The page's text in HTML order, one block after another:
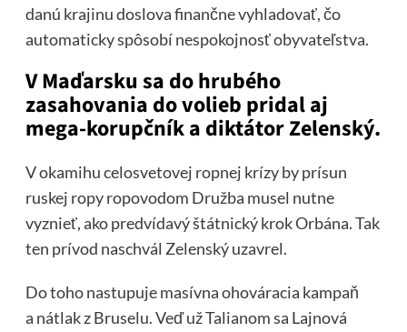
danú krajinu doslova finančne vyhladovať, čo
automaticky spôsobí nespokojnosť obyvateľstva.
V Maďarsku sa do hrubého
zasahovania do volieb pridal aj
mega-korupčník a diktátor Zelenský.
V okamihu celosvetovej ropnej krízy by prísun
ruskej ropy ropovodom Družba musel nutne
vyznieť, ako predvídavý štátnický krok Orbána. Tak
ten prívod naschvál Zelenský uzavrel.
Do toho nastupuje masívna ohováracia kampaň
a nátlak z Bruselu. Veď už Talianom sa Lajnová